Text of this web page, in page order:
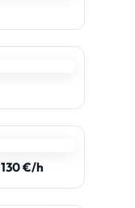
130 €/h